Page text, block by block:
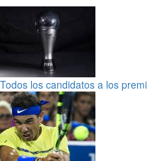
Todos los candidatos a los